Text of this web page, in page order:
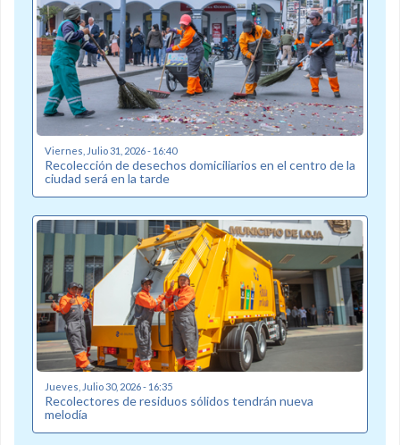
Viernes, Julio 31, 2026 - 16:40
Recolección de desechos domiciliarios en el centro de la
ciudad será en la tarde
Jueves, Julio 30, 2026 - 16:35
Recolectores de residuos sólidos tendrán nueva
melodía